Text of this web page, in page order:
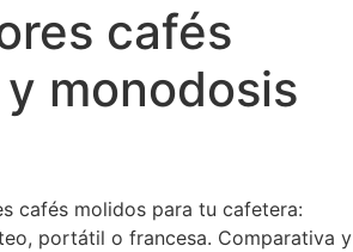
cafés
monodosis
cafés molidos para tu cafetera:
portátil o francesa. Comparativa y